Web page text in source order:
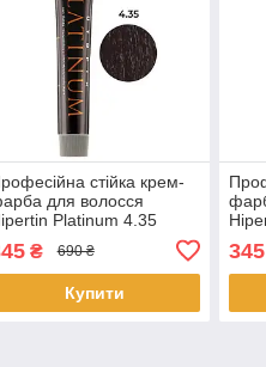
стійка крем-
для волосся
Platinum 4.35
60 мл
₴ 690 ₴
Купити
345